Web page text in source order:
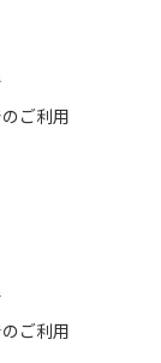
ご利用
ご利用